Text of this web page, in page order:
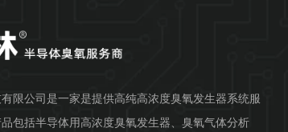
限公司是一家是提供高纯高浓度臭氧发生器系统服
包括半导体用高浓度臭氧发生器、臭氧气体分析